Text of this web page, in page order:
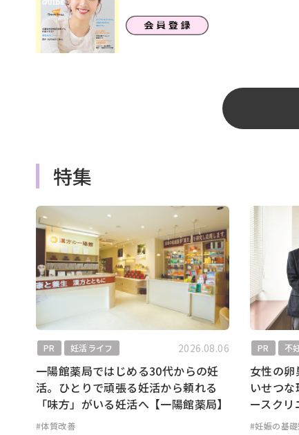
特集
PR 妊活ライフ 2026.08.06
一陽館薬局ではじめる30代からの妊
活。ひとりで頑張る妊活から頼れる
「味方」がいる妊活へ【一陽館薬局】
#体質改善
PR 不
女性の
いせつ
ースクリ
#妊娠の基